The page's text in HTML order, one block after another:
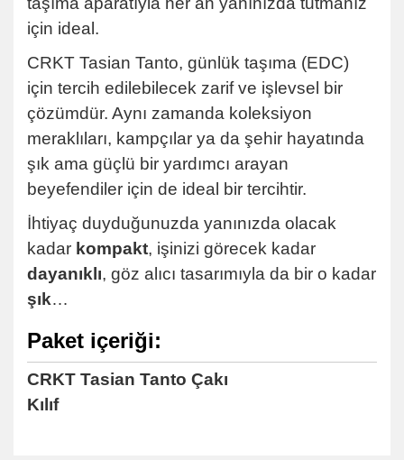
için ideal.
CRKT Tasian Tanto, günlük taşıma (EDC)
için tercih edilebilecek zarif ve işlevsel bir
çözümdür. Aynı zamanda koleksiyon
meraklıları, kampçılar ya da şehir hayatında
şık ama güçlü bir yardımcı arayan
beyefendiler için de ideal bir tercihtir.
İhtiyaç duyduğunuzda yanınızda olacak
kadar kompakt, işinizi görecek kadar
dayanıklı, göz alıcı tasarımıyla da bir o kadar
şık…
Paket içeriği:
CRKT Tasian Tanto Çakı
Kılıf